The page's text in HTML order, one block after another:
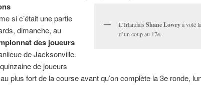
L’IrlandaisShane Lowrya volé
d’un coup au 17e.
si c’était une partie
dimanche, au
des joueurs
de Jacksonville.
de joueurs
plus fort de la course avant qu’on complète la 3e ronde,